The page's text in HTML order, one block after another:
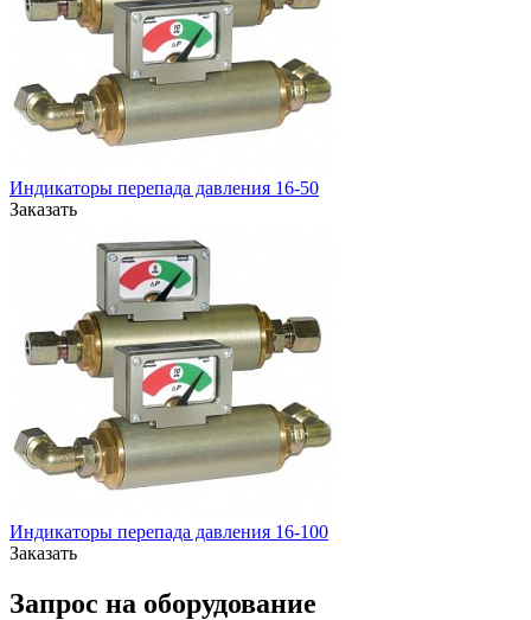
Индикаторы перепада давления 16-50
Заказать
Индикаторы перепада давления 16-100
Заказать
Запрос на оборудование